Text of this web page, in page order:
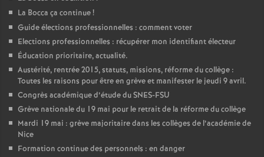
La Bocca ça continue!
Guide élections professionnelles : comment voter
Elections professionnelles : récupérer mon identifiant électeur
Éducation prioritaire, actualité.
Austérité, rentrée 2015, statuts, missions, réforme du collège :
Toutes les raisons pour être en grève et manifester le jeudi 9 avril.
Congrès académique d’étude du SNES-FSU
Grève nationale du 19 mai pour le retrait de la réforme du collège
Mardi 19 mai : grève majoritaire dans les collèges de l’académie de
Nice
Formation continue des personnels : en danger